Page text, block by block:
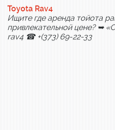
Toyota Rav4
Ищите где аренда тойота
привлекательной цене? ➥
rav4 ☎ +(373) 69-22-33